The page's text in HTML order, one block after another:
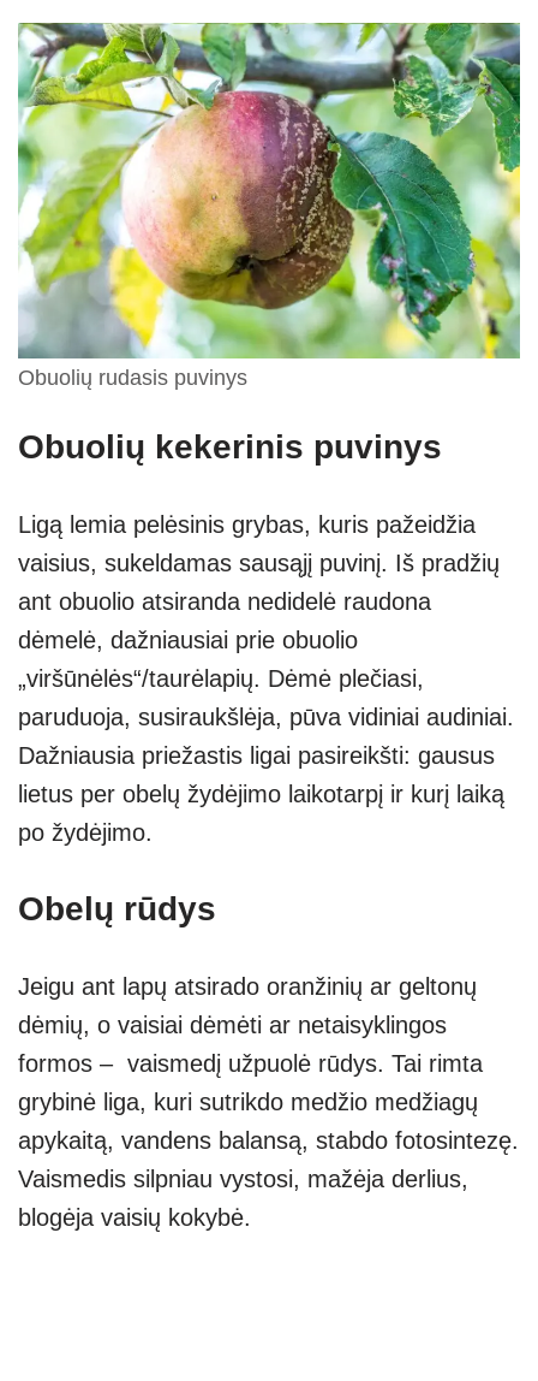
Obuolių rudasis puvinys
Obuolių kekerinis puvinys
Ligą lemia pelėsinis grybas, kuris pažeidžia
vaisius, sukeldamas sausąjį puvinį. Iš pradžių
ant obuolio atsiranda nedidelė raudona
dėmelė, dažniausiai prie obuolio
„viršūnėlės“/taurėlapių. Dėmė plečiasi,
paruduoja, susiraukšlėja, pūva vidiniai audiniai.
Dažniausia priežastis ligai pasireikšti: gausus
lietus per obelų žydėjimo laikotarpį ir kurį laiką
po žydėjimo.
Obelų rūdys
Jeigu ant lapų atsirado oranžinių ar geltonų
dėmių, o vaisiai dėmėti ar netaisyklingos
formos – vaismedį užpuolė rūdys. Tai rimta
grybinė liga, kuri sutrikdo medžio medžiagų
apykaitą, vandens balansą, stabdo fotosintezę.
Vaismedis silpniau vystosi, mažėja derlius,
blogėja vaisių kokybė.